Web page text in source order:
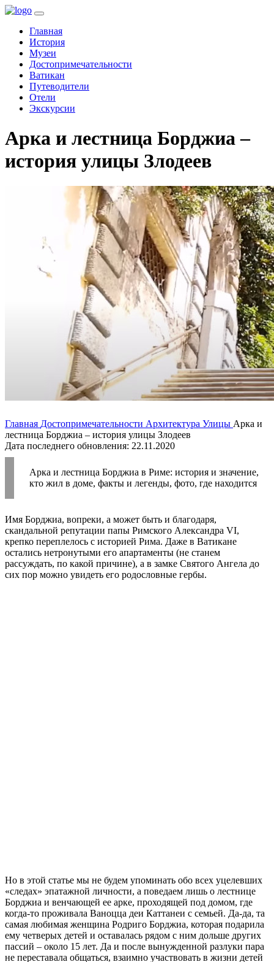
Главная(current)
История
Музеи
Достопримечательности
Ватикан
Путеводители
Отели
Экскурсии
Арка и лестница Борджиа –
история улицы Злодеев
Главная Достопримечательности Архитектура Улицы Арка и
лестница Борджиа – история улицы Злодеев
Дата последнего обновления: 22.11.2020
Арка и лестница Борджиа в Риме: история и значение,
кто жил в доме, факты и легенды, фото, где находится
Имя Борджиа, вопреки, а может быть и благодаря,
скандальной репутации папы Римского Александра VI,
крепко переплелось с историей Рима. Даже в Ватикане
остались нетронутыми его апартаменты (не станем
рассуждать, по какой причине), а в замке Святого Ангела до
сих пор можно увидеть его родословные гербы.
Но в этой статье мы не будем упоминать обо всех уцелевших
«следах» эпатажной личности, а поведаем лишь о лестнице
Борджиа и венчающей ее арке, проходящей под домом, где
когда-то проживала Ваноцца деи Каттанеи с семьей. Да-да, та
самая любимая женщина Родриго Борджиа, которая подарила
ему четверых детей и оставалась рядом с ним дольше других
пассий – около 15 лет. Да и после вынужденной разлуки пара
не переставала общаться, взаимно участвовать в жизни детей